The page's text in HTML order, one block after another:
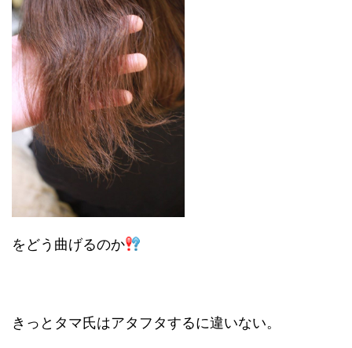
をどう曲げるのか
きっとタマ氏はアタフタするに違いない。